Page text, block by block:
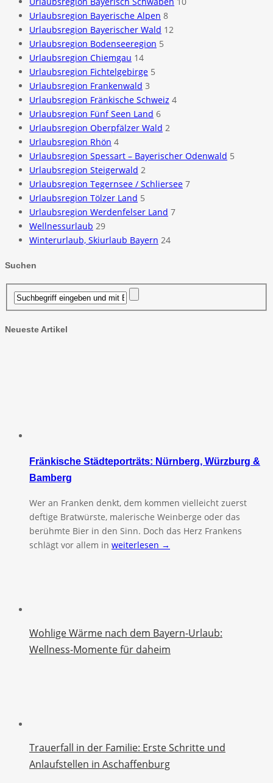
Urlaubsregion Bayerische Alpen 8
Urlaubsregion Bayerischer Wald 12
Urlaubsregion Bodenseeregion 5
Urlaubsregion Chiemgau 14
Urlaubsregion Fichtelgebirge 5
Urlaubsregion Frankenwald 3
Urlaubsregion Fränkische Schweiz 4
Urlaubsregion Fünf Seen Land 6
Urlaubsregion Oberpfälzer Wald 2
Urlaubsregion Rhön 4
Urlaubsregion Spessart – Bayerischer Odenwald 5
Urlaubsregion Steigerwald 2
Urlaubsregion Tegernsee / Schliersee 7
Urlaubsregion Tölzer Land 5
Urlaubsregion Werdenfelser Land 7
Wellnessurlaub 29
Winterurlaub, Skiurlaub Bayern 24
Suchen
Neueste Artikel
Fränkische Städteporträts: Nürnberg, Würzburg &
Bamberg
Wer an Franken denkt, dem kommen vielleicht zuerst
deftige Bratwürste, malerische Weinberge oder das
berühmte Bier in den Sinn. Doch das Herz Frankens
schlägt vor allem in weiterlesen →
Wohlige Wärme nach dem Bayern-Urlaub:
Wellness-Momente für daheim
Trauerfall in der Familie: Erste Schritte und
Anlaufstellen in Aschaffenburg